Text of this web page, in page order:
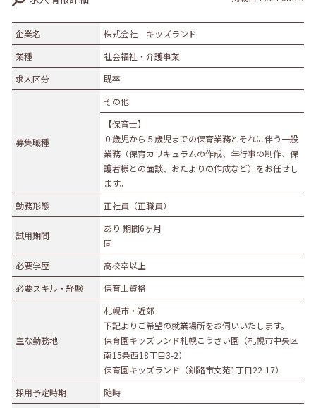
業種
農林水産業
建設業
食品製造業
通信業・情報サービス業
運輸業
卸売・小売業
百貨店・スーパーマーケット
自動車販売・修理
衣服等身の回り品小売業
医薬品小売業
教育・学習支援業
不動産業
生活関連サービス業
事務職 総合職 販売職 営業職
技術職
企業名
株式会社 キッズランド
業種
社会福祉・介護事業
求人区分
既卒
募集職種
その他
【保育士】
０歳児から５歳児までの保育業務とそれに伴う一般
業務（保育カリキュラムの作成、年行事の制作、保
護者様との面談、おたよりの作成など）をお任せし
ます。
勤務形態
正社員（正職員）
試用期間
あり 期間6ヶ月
同
必要学歴
高校卒以上
必要スキル・経験
保育士資格
主な勤務地
札幌市・近郊
下記よりご希望の就業場所をお伺いいたします。
保育園キッズランド札幌こうさい園（札幌市中央区
南15条西18丁目3-2）
保育園キッズランド（釧路市文苑1丁目22-17）
採用予定時期
随時